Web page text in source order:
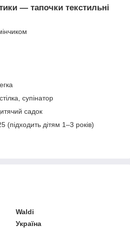
— тапочки текстильні
супінатор
садок
(підходить дітям 1–3 років)
Waldi
Україна